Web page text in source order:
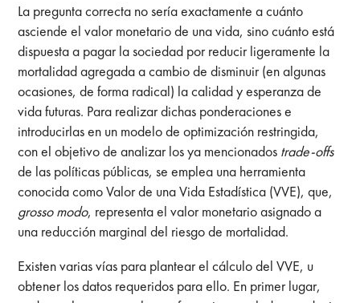
La pregunta correcta no sería exactamente a cuánto
asciende el valor monetario de una vida, sino cuánto está
dispuesta a pagar la sociedad por reducir ligeramente la
mortalidad agregada a cambio de disminuir (en algunas
ocasiones, de forma radical) la calidad y esperanza de
vida futuras. Para realizar dichas ponderaciones e
introducirlas en un modelo de optimización restringida,
con el objetivo de analizar los ya mencionados trade-offs
de las políticas públicas, se emplea una herramienta
conocida como Valor de una Vida Estadística (VVE), que,
grosso modo, representa el valor monetario asignado a
una reducción marginal del riesgo de mortalidad.
Existen varias vías para plantear el cálculo del VVE, u
obtener los datos requeridos para ello. En primer lugar,